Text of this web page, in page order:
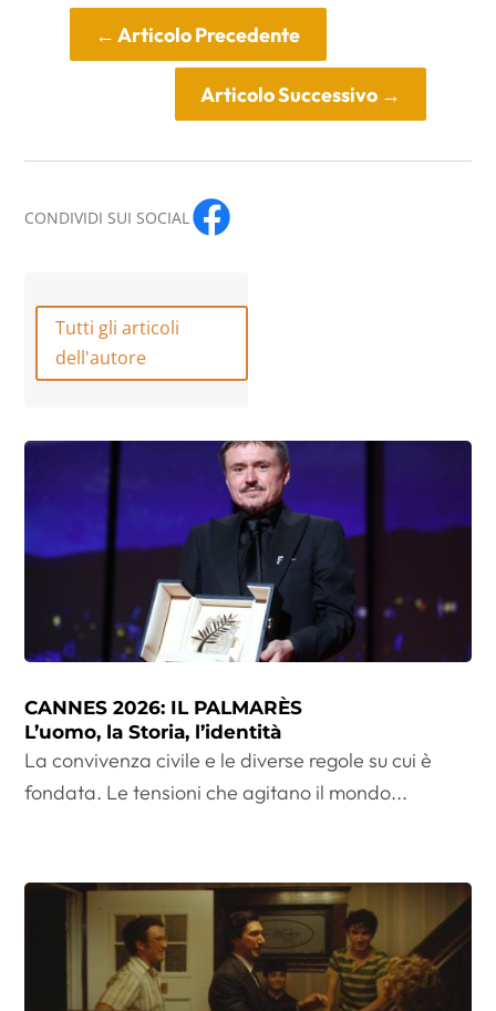
←Articolo Precedente
Articolo Successivo→
CONDIVIDI SUI SOCIAL
Tutti gli articoli
dell'autore
CANNES 2026: IL PALMARÈS
L’uomo, la Storia, l’identità
La convivenza civile e le diverse regole su cui è
fondata. Le tensioni che agitano il mondo...